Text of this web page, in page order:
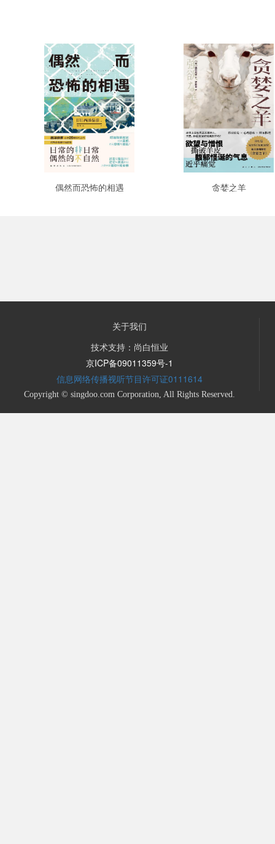
偶然而恐怖的相遇 贪婪之羊
关于我们
技术支持：尚白恒业
京ICP备09011359号-1
信息网络传播视听节目许可证0111614
Copyright © singdoo.com Corporation, All Rights Reserved.